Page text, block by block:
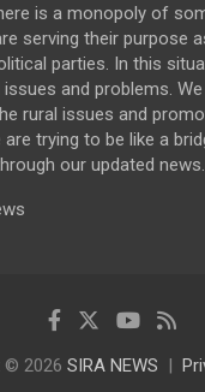
is a monopoly of
serving their purpose
parties. In this
and problems.
rural issues and
trying to be like a
our updated news.
© 2026 SIRA NEWS